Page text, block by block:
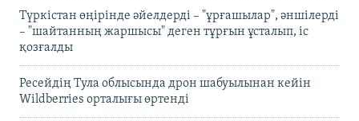
Түркістан өңірінде әйелдерді – "ұрғашылар", әншілерді
– "шайтанның жаршысы" деген тұрғын ұсталып, іс
қозғалды
Ресейдің Тула облысында дрон шабуылынан кейін
Wildberries орталығы өртенді